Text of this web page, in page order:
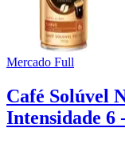
Mercado Full
Café Solúvel
Intensidade 6